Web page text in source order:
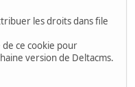
les droits dans file
de ce cookie pour
version de Deltacms.